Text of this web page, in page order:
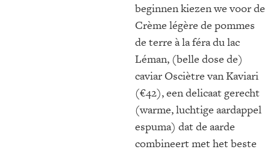
beginnen kiezen we voor de
Crème légère de pommes
de terre à la féra du lac
Léman, (belle dose de)
caviar Osciètre van Kaviari
(€42), een delicaat gerecht
(warme, luchtige aardappel
espuma) dat de aarde
combineert met het beste